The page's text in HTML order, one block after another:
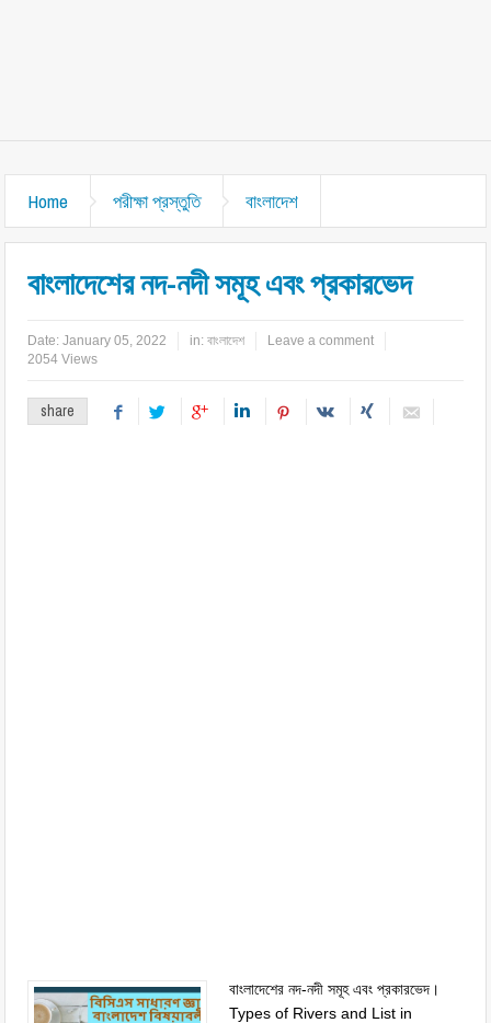
Home পরীক্ষা প্রস্তুতি বাংলাদেশ
বাংলাদেশের নদ-নদী সমূহ এবং প্রকারভেদ
Date:January 05, 2022 in:বাংলাদেশ
Leave a comment
2054 Views
share
বাংলাদেশের নদ-নদী সমূহ এবং প্রকারভেদ।
Types of Rivers and List in